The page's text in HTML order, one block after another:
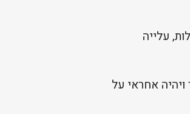
עלייה
אחראי על